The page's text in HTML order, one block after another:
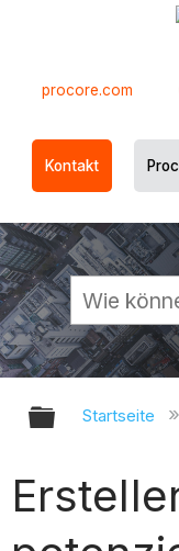
procore.com
Kontakt
Startseite